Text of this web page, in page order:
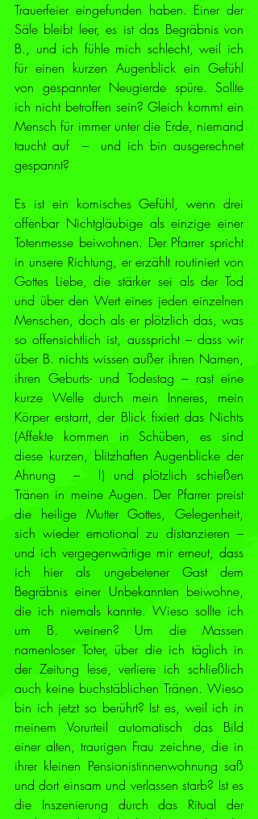
Trauerfeier eingefunden haben. Einer der
Säle bleibt leer, es ist das Begräbnis von
B., und ich fühle mich schlecht, weil ich
für einen kurzen Augenblick ein Gefühl
von gespannter Neugierde spüre. Sollte
ich nicht betroffen sein? Gleich kommt ein
Mensch für immer unter die Erde, niemand
taucht auf  –  und ich bin ausgerechnet
gespannt?
Es ist ein komisches Gefühl, wenn drei
offenbar Nichtgläubige als einzige einer
Totenmesse beiwohnen. Der Pfarrer spricht
in unsere Richtung, er erzählt routiniert von
Gottes Liebe, die stärker sei als der Tod
und über den Wert eines jeden einzelnen
Menschen, doch als er plötzlich das, was
so offensichtlich ist, ausspricht – dass wir
über B. nichts wissen außer ihren Namen,
ihren Geburts- und Todestag – rast eine
kurze Welle durch mein Inneres, mein
Körper erstarrt, der Blick fixiert das Nichts
(Affekte kommen in Schüben, es sind
diese kurzen, blitzhaften Augenblicke der
Ahnung  –  !) und plötzlich schießen
Tränen in meine Augen. Der Pfarrer preist
die heilige Mutter Gottes, Gelegenheit,
sich wieder emotional zu distanzieren –
und ich vergegenwärtige mir erneut, dass
ich hier als ungebetener Gast dem
Begräbnis einer Unbekannten beiwohne,
die ich niemals kannte. Wieso sollte ich
um B. weinen? Um die Massen
namenloser Toter, über die ich täglich in
der Zeitung lese, verliere ich schließlich
auch keine buchstäblichen Tränen. Wieso
bin ich jetzt so berührt? Ist es, weil ich in
meinem Vorurteil automatisch das Bild
einer alten, traurigen Frau zeichne, die in
ihrer kleinen Pensionistinnenwohnung saß
und dort einsam und verlassen starb? Ist es
die Inszenierung durch das Ritual der